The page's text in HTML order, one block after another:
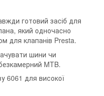
готовий засіб для
який одночасно
для клапанів Presta.
шини чи
MTB.
6061 для високої